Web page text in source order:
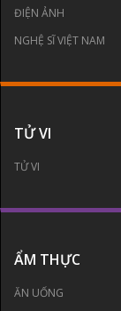
ĐIỆN ẢNH
NGHỆ SĨ VIỆT NAM
TỬ VI
TỬ VI
ẨM THỰC
ĂN UỐNG